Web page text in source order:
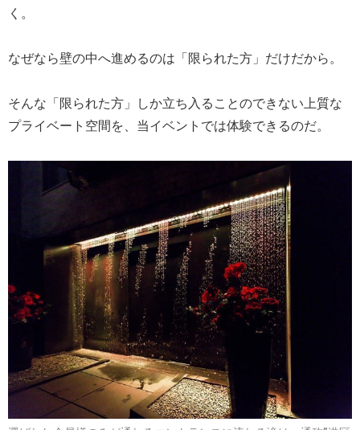
く。
なぜなら壁の中へ進めるのは「限られた方」だけだから。
そんな「限られた方」しか立ち入ることのできない上質な
プライベート空間を、当イベントでは体験できるのだ。